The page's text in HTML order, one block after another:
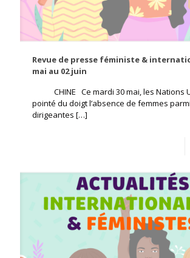
Revue de presse féministe &
mai au 02 juin
CHINE Ce mardi 30 mai, les Nations
pointé du doigt l’absence de femmes
dirigeantes […]